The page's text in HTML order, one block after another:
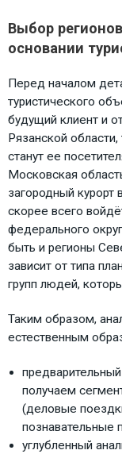
Выбор
основании
Перед началом
туристического
будущий клиент и
Рязанской
станут ее
Московская
загородный курорт
скорее всего
федерального
быть и регионы
зависит от типа
групп людей,
Таким образом,
естественным
получаем
(деловые
познавательные
углубленный